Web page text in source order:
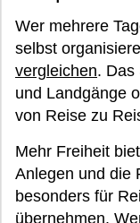
Wer mehrere
selbst
vergleichen. Das
und Landgänge
von Reise zu
Mehr Freiheit
Anlegen und die
besonders für
übernehmen.